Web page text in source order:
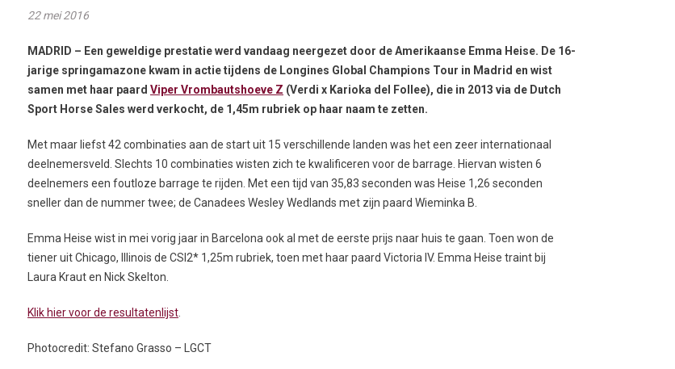
22 mei 2016
MADRID – Een geweldige prestatie werd vandaag neergezet door de Amerikaanse Emma Heise. De 16-
jarige springamazone kwam in actie tijdens de Longines Global Champions Tour in Madrid en wist
samen met haar paard Viper Vrombautshoeve Z (Verdi x Karioka del Follee), die in 2013 via de Dutch
Sport Horse Sales werd verkocht, de 1,45m rubriek op haar naam te zetten.
Met maar liefst 42 combinaties aan de start uit 15 verschillende landen was het een zeer internationaal
deelnemersveld. Slechts 10 combinaties wisten zich te kwalificeren voor de barrage. Hiervan wisten 6
deelnemers een foutloze barrage te rijden. Met een tijd van 35,83 seconden was Heise 1,26 seconden
sneller dan de nummer twee; de Canadees Wesley Wedlands met zijn paard Wieminka B.
Emma Heise wist in mei vorig jaar in Barcelona ook al met de eerste prijs naar huis te gaan. Toen won de
tiener uit Chicago, Illinois de CSI2* 1,25m rubriek, toen met haar paard Victoria IV. Emma Heise traint bij
Laura Kraut en Nick Skelton.
Klik hier voor de resultatenlijst
Photocredit: Stefano Grasso – LGCT